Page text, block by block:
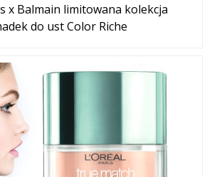
x Balmain limitowana kolekcja
do ust Color Riche